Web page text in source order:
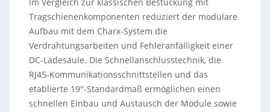
Tragschienenkomponenten reduziert der modulare
Aufbau mit dem Charx-System die
Verdrahtungsarbeiten und Fehleranfälligkeit einer
DC-Ladesäule. Die Schnellanschlusstechnik, die
RJ45-Kommunikationsschnittstellen und das
etablierte 19″-Standardmaß ermöglichen einen
schnellen Einbau und Austausch der Module sowie